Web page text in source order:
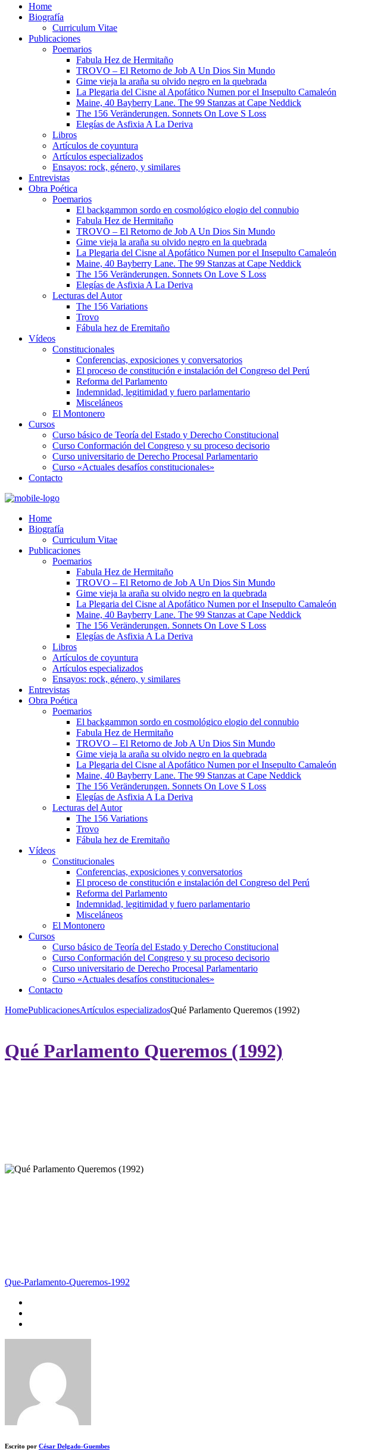
Home
Biografía
Curriculum Vitae​
Publicaciones
Poemarios
Fabula Hez de Hermitaño
TROVO – El Retorno de Job A Un Dios Sin Mundo
Gime vieja la araña su olvido negro en la quebrada
La Plegaria del Cisne al Apofático Numen por el Insepulto Camaleón
Maine, 40 Bayberry Lane. The 99 Stanzas at Cape Neddick
The 156 Veränderungen. Sonnets On Love S Loss
Elegías de Asfixia A La Deriva
Libros
Artículos de coyuntura
Artículos especializados
Ensayos: rock, género, y similares
Entrevistas
Obra Poética
Poemarios
El backgammon sordo en cosmológico elogio del connubio
Fabula Hez de Hermitaño
TROVO – El Retorno de Job A Un Dios Sin Mundo
Gime vieja la araña su olvido negro en la quebrada
La Plegaria del Cisne al Apofático Numen por el Insepulto Camaleón
Maine, 40 Bayberry Lane. The 99 Stanzas at Cape Neddick
The 156 Veränderungen. Sonnets On Love S Loss
Elegías de Asfixia A La Deriva
Lecturas del Autor
The 156 Variations
Trovo
Fábula hez de Eremitaño
Vídeos
Constitucionales
Conferencias, exposiciones y conversatorios
El proceso de constitución e instalación del Congreso del Perú
Reforma del Parlamento
Indemnidad, legitimidad y fuero parlamentario
Misceláneos
El Montonero
Cursos
Curso básico de Teoría del Estado y Derecho Constitucional
Curso Conformación del Congreso y su proceso decisorio
Curso universitario de Derecho Procesal Parlamentario
Curso «Actuales desafíos constitucionales»
Contacto
Home
Biografía
Curriculum Vitae​
Publicaciones
Poemarios
Fabula Hez de Hermitaño
TROVO – El Retorno de Job A Un Dios Sin Mundo
Gime vieja la araña su olvido negro en la quebrada
La Plegaria del Cisne al Apofático Numen por el Insepulto Camaleón
Maine, 40 Bayberry Lane. The 99 Stanzas at Cape Neddick
The 156 Veränderungen. Sonnets On Love S Loss
Elegías de Asfixia A La Deriva
Libros
Artículos de coyuntura
Artículos especializados
Ensayos: rock, género, y similares
Entrevistas
Obra Poética
Poemarios
El backgammon sordo en cosmológico elogio del connubio
Fabula Hez de Hermitaño
TROVO – El Retorno de Job A Un Dios Sin Mundo
Gime vieja la araña su olvido negro en la quebrada
La Plegaria del Cisne al Apofático Numen por el Insepulto Camaleón
Maine, 40 Bayberry Lane. The 99 Stanzas at Cape Neddick
The 156 Veränderungen. Sonnets On Love S Loss
Elegías de Asfixia A La Deriva
Lecturas del Autor
The 156 Variations
Trovo
Fábula hez de Eremitaño
Vídeos
Constitucionales
Conferencias, exposiciones y conversatorios
El proceso de constitución e instalación del Congreso del Perú
Reforma del Parlamento
Indemnidad, legitimidad y fuero parlamentario
Misceláneos
El Montonero
Cursos
Curso básico de Teoría del Estado y Derecho Constitucional
Curso Conformación del Congreso y su proceso decisorio
Curso universitario de Derecho Procesal Parlamentario
Curso «Actuales desafíos constitucionales»
Contacto
HomePublicacionesArtículos especializadosQué Parlamento Queremos (1992)
Qué Parlamento Queremos (1992)
Que-Parlamento-Queremos-1992
Escrito por César Delgado-Guembes